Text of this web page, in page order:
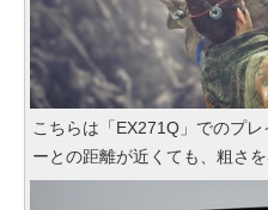
こちらは「EX271Q」でのプ
ーとの距離が近くても、粗さ